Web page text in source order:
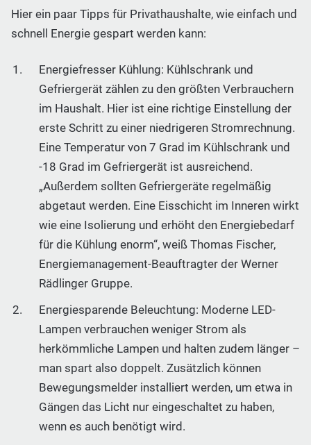
Hier ein paar Tipps für Privathaushalte, wie einfach und
schnell Energie gespart werden kann:
Energiefresser Kühlung: Kühlschrank und
Gefriergerät zählen zu den größten Verbrauchern
im Haushalt. Hier ist eine richtige Einstellung der
erste Schritt zu einer niedrigeren Stromrechnung.
Eine Temperatur von 7 Grad im Kühlschrank und
-18 Grad im Gefriergerät ist ausreichend.
„Außerdem sollten Gefriergeräte regelmäßig
abgetaut werden. Eine Eisschicht im Inneren wirkt
wie eine Isolierung und erhöht den Energiebedarf
für die Kühlung enorm“, weiß Thomas Fischer,
Energiemanagement-Beauftragter der Werner
Rädlinger Gruppe.
Energiesparende Beleuchtung: Moderne LED-
Lampen verbrauchen weniger Strom als
herkömmliche Lampen und halten zudem länger –
man spart also doppelt. Zusätzlich können
Bewegungsmelder installiert werden, um etwa in
Gängen das Licht nur eingeschaltet zu haben,
wenn es auch benötigt wird.